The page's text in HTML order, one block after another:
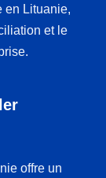
en Lituanie,
et le
offre un